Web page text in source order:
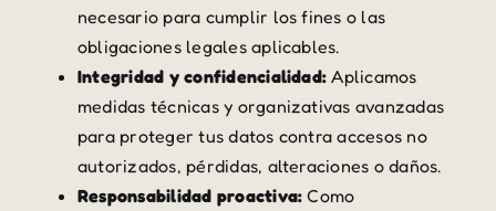
necesario para cumplir los fines o las
obligaciones legales aplicables.
Integridad y confidencialidad: Aplicamos
medidas técnicas y organizativas avanzadas
para proteger tus datos contra accesos no
autorizados, pérdidas, alteraciones o daños.
Responsabilidad proactiva: Como